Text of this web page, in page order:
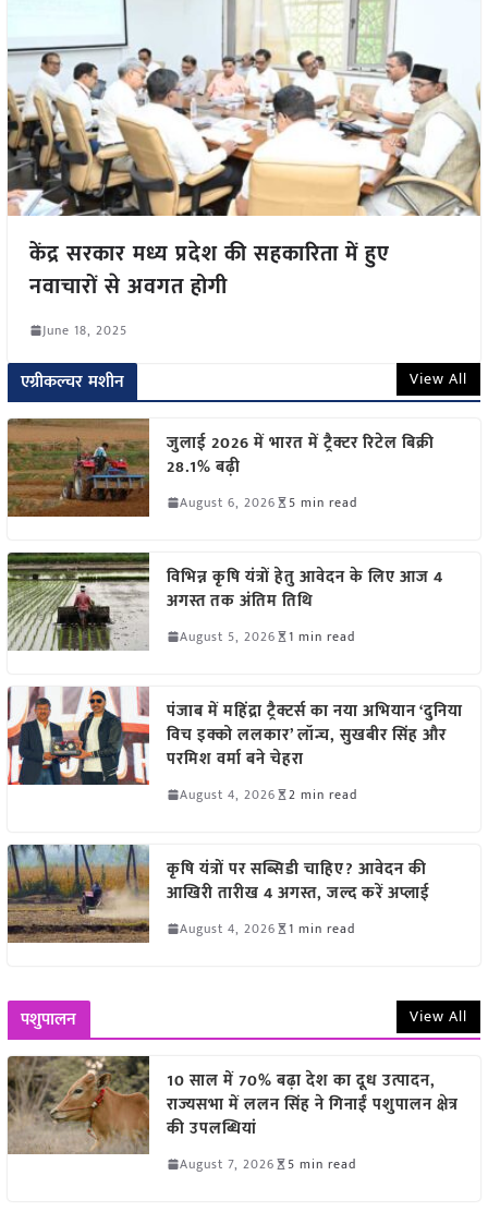
केंद्र सरकार मध्य प्रदेश की सहकारिता में हुए
नवाचारों से अवगत होगी
June 18, 2025
एग्रीकल्चर मशीन View All
जुलाई 2026 में भारत में ट्रैक्टर रिटेल बिक्री
28.1% बढ़ी
August 6, 2026 5 min read
विभिन्न कृषि यंत्रों हेतु आवेदन के लिए आज 4
अगस्त तक अंतिम तिथि
August 5, 2026 1 min read
पंजाब में महिंद्रा ट्रैक्टर्स का नया अभियान ‘दुनिया
विच इक्को ललकार’ लॉन्च, सुखबीर सिंह और
परमिश वर्मा बने चेहरा
August 4, 2026 2 min read
कृषि यंत्रों पर सब्सिडी चाहिए? आवेदन की
आखिरी तारीख 4 अगस्त, जल्द करें अप्लाई
August 4, 2026 1 min read
पशुपालन View All
10 साल में 70% बढ़ा देश का दूध उत्पादन,
राज्यसभा में ललन सिंह ने गिनाईं पशुपालन क्षेत्र
की उपलब्धियां
August 7, 2026 5 min read